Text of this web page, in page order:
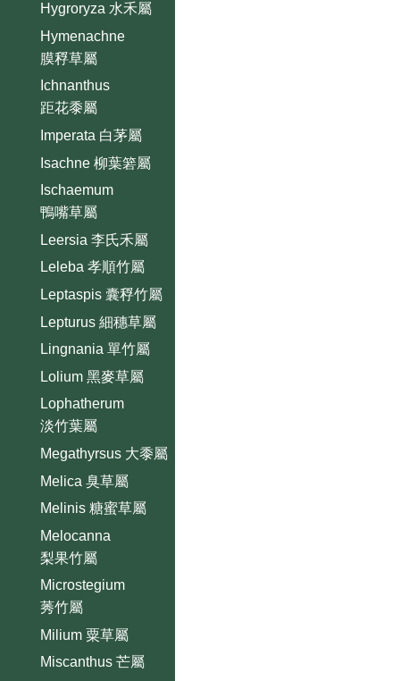
Hygroryza 水禾屬
Hymenachne
膜稃草屬
Ichnanthus
距花黍屬
Imperata 白茅屬
Isachne 柳葉箬屬
Ischaemum
鴨嘴草屬
Leersia 李氏禾屬
Leleba 孝順竹屬
Leptaspis 囊稃竹屬
Lepturus 細穗草屬
Lingnania 單竹屬
Lolium 黑麥草屬
Lophatherum
淡竹葉屬
Megathyrsus 大黍屬
Melica 臭草屬
Melinis 糖蜜草屬
Melocanna
梨果竹屬
Microstegium
莠竹屬
Milium 粟草屬
Miscanthus 芒屬